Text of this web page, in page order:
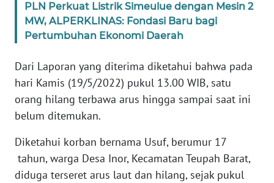
PLN Perkuat Listrik Simeulue dengan Mesin 2
MW, ALPERKLINAS: Fondasi Baru bagi
Pertumbuhan Ekonomi Daerah
Dari Laporan yang diterima diketahui bahwa pada
hari Kamis (19/5/2022) pukul 13.00 WIB, satu
orang hilang terbawa arus hingga sampai saat ini
belum ditemukan.
Diketahui korban bernama Usuf, berumur 17
tahun, warga Desa Inor, Kecamatan Teupah Barat,
diduga terseret arus laut dan hilang, sejak pukul
WN
SUMUT
WN
JAKARTA
WN
JABAR
BANTEN